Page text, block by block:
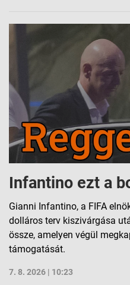
Infantino ezt a
Gianni Infantino, a FIFA
dolláros terv kiszivárgása
össze, amelyen végül
támogatását.
7. 8. 2026 | 10:23